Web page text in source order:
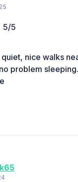
5/5
nice walks
problem